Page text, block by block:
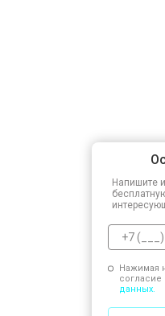
Напишите
Нажимая
согласие
данных.